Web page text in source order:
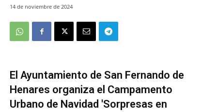
14 de noviembre de 2024
El Ayuntamiento de San Fernando de
Henares organiza el Campamento
Urbano de Navidad 'Sorpresas en